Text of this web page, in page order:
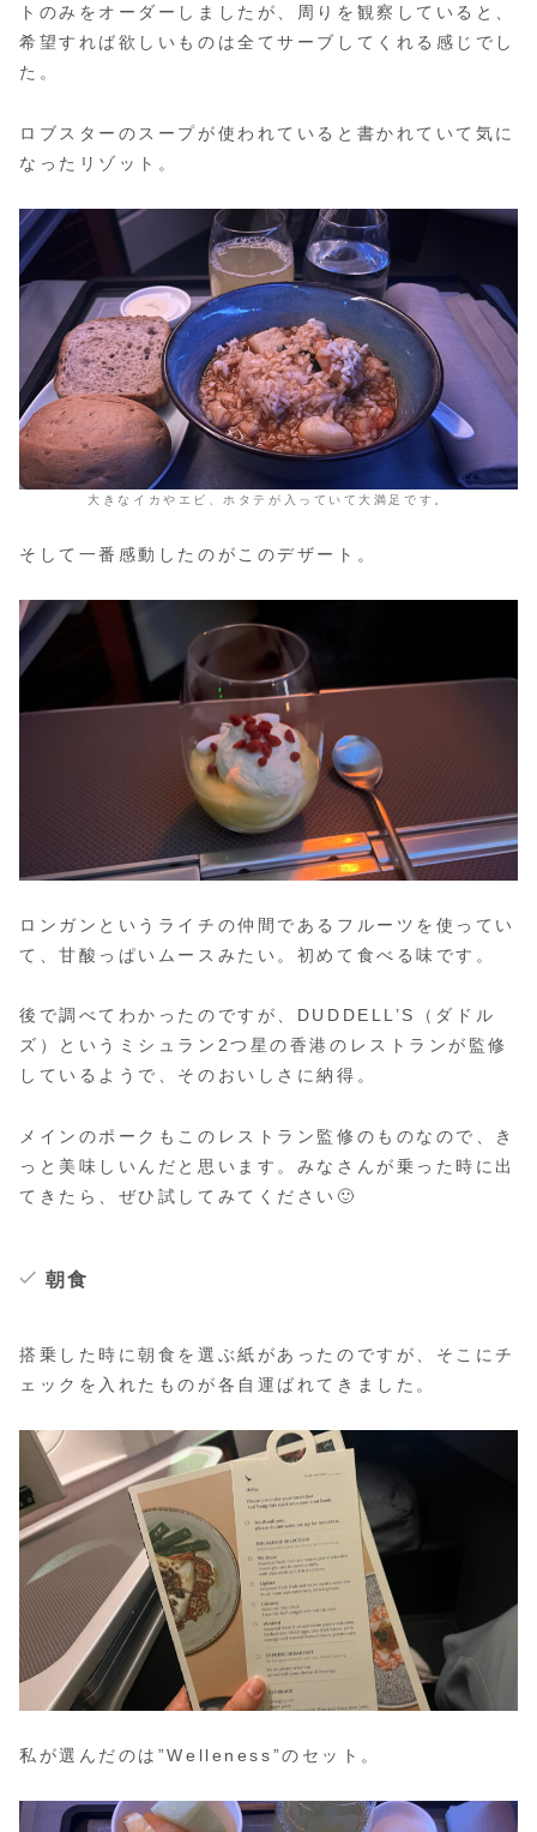
トのみをオーダーしましたが、周りを観察していると、
希望すれば欲しいものは全てサーブしてくれる感じでし
た。
ロブスターのスープが使われていると書かれていて気に
なったリゾット。
大きなイカやエビ、ホタテが入っていて大満足です。
そして一番感動したのがこのデザート。
ロンガンというライチの仲間であるフルーツを使ってい
て、甘酸っぱいムースみたい。初めて食べる味です。
後で調べてわかったのですが、DUDDELL’S（ダドル
ズ）というミシュラン2つ星の香港のレストランが監修
しているようで、そのおいしさに納得。
メインのポークもこのレストラン監修のものなので、き
っと美味しいんだと思います。みなさんが乗った時に出
てきたら、ぜひ試してみてください🙂
朝食
搭乗した時に朝食を選ぶ紙があったのですが、そこにチ
ェックを入れたものが各自運ばれてきました。
私が選んだのは”Welleness”のセット。